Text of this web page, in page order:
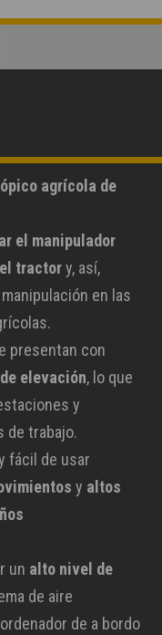
agrícola de
el manipulador
tractory, así,
en las
presentan con
elevación, lo que
y
de trabajo.
fácil de usar
y altos
un alto nivel de
de aire
de a bordo